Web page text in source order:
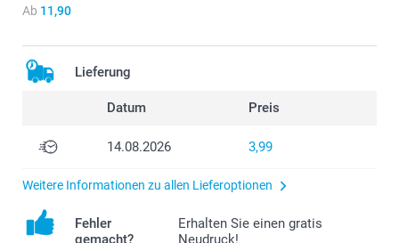
Ab 11,90
Lieferung
Datum Preis
14.08.2026 3,99
Weitere Informationen zu allen Lieferoptionen
Fehler
gemacht?
Erhalten Sie einen gratis
Neudruck!